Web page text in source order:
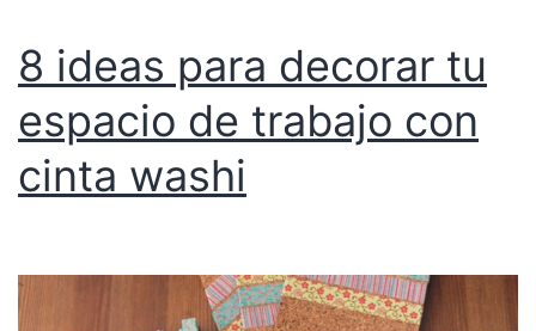
8 ideas para decorar tu
espacio de trabajo con
cinta washi